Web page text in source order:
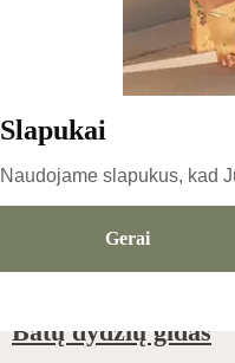
Slapukai
Naudojame slapukus, kad
Gerai
Batų dydžių gidas